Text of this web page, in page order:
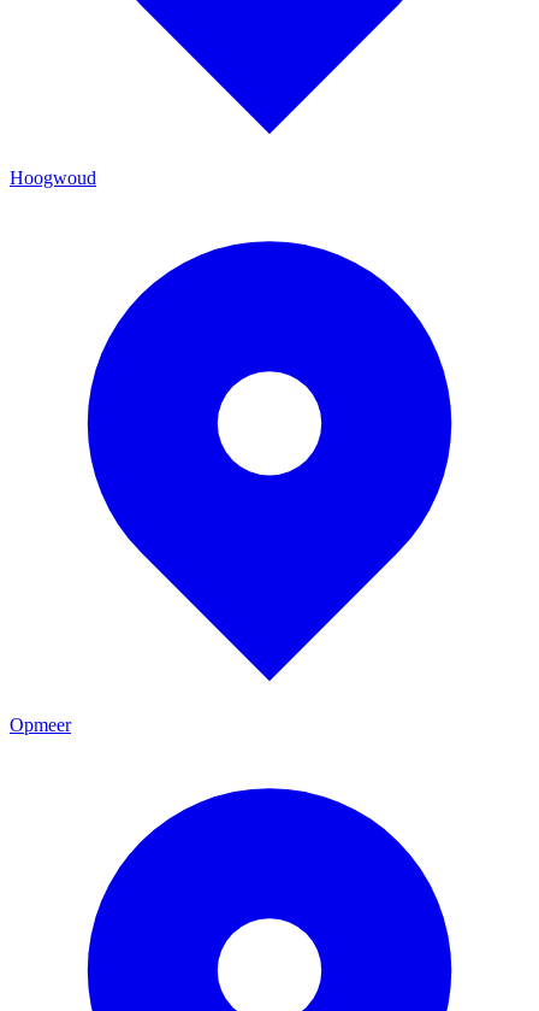
Hoogwoud
Opmeer